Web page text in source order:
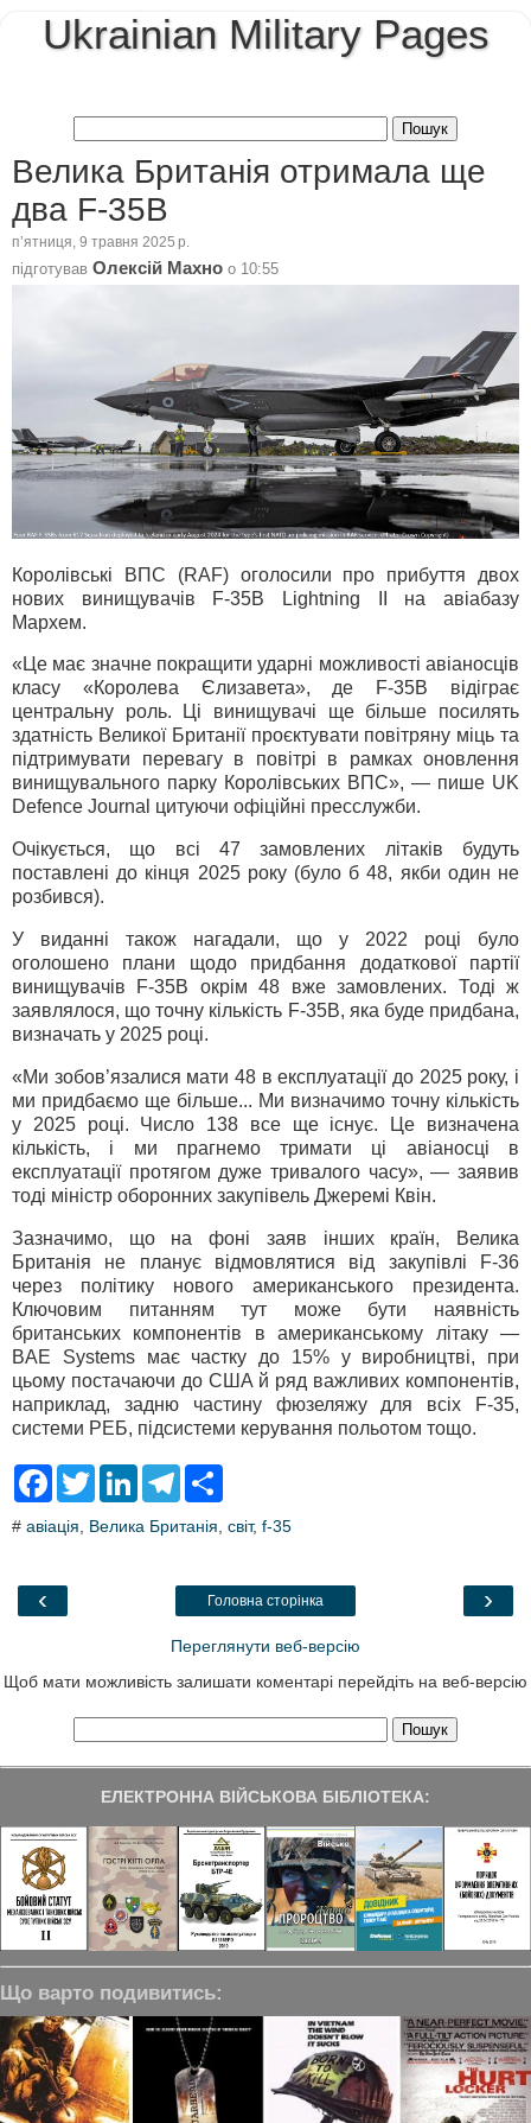
Ukrainian Military Pages
Велика Британія отримала ще
два F-35B
пʼятниця, 9 травня 2025 р.
підготував Олексій Махно о 10:55
Королівські ВПС (RAF) оголосили про прибуття двох
нових винищувачів F-35B Lightning ІІ на авіабазу
Мархем.
«Це має значне покращити ударні можливості авіаносців
класу «Королева Єлизавета», де F-35B відіграє
центральну роль. Ці винищувачі ще більше посилять
здатність Великої Британії проєктувати повітряну міць та
підтримувати перевагу в повітрі в рамках оновлення
винищувального парку Королівських ВПС», — пише UK
Defence Journal цитуючи офіційні пресслужби.
Очікується, що всі 47 замовлених літаків будуть
поставлені до кінця 2025 року (було б 48, якби один не
розбився).
У виданні також нагадали, що у 2022 році було
оголошено плани щодо придбання додаткової партії
винищувачів F-35B окрім 48 вже замовлених. Тоді ж
заявлялося, що точну кількість F-35B, яка буде придбана,
визначать у 2025 році.
«Ми зобов’язалися мати 48 в експлуатації до 2025 року, і
ми придбаємо ще більше... Ми визначимо точну кількість
у 2025 році. Число 138 все ще існує. Це визначена
кількість, і ми прагнемо тримати ці авіаносці в
експлуатації протягом дуже тривалого часу», — заявив
тоді міністр оборонних закупівель Джеремі Квін.
Зазначимо, що на фоні заяв інших країн, Велика
Британія не планує відмовлятися від закупівлі F-36
через політику нового американського президента.
Ключовим питанням тут може бути наявність
британських компонентів в американському літаку —
BAE Systems має частку до 15% у виробництві, при
цьому постачаючи до США й ряд важливих компонентів,
наприклад, задню частину фюзеляжу для всіх F-35,
системи РЕБ, підсистеми керування польотом тощо.
F
e
o
T
t
L
k
T
e
a
r
# авіація Велика Британія світ, f-35
‹ ›
Головна сторінка
Переглянути веб-версію
Щоб мати можливість залишати коментарі перейдіть на веб-версію
ЕЛЕКТРОННА ВІЙСЬКОВА БІБЛІОТЕКА:
Що варто подивитись: